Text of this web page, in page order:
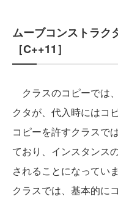
ムーブコンストラク
［C++11］
クラスのコピーでは
クタが、代入時にはコ
コピーを許すクラスで
ており、インスタンス
されることになってい
クラスでは、基本的に